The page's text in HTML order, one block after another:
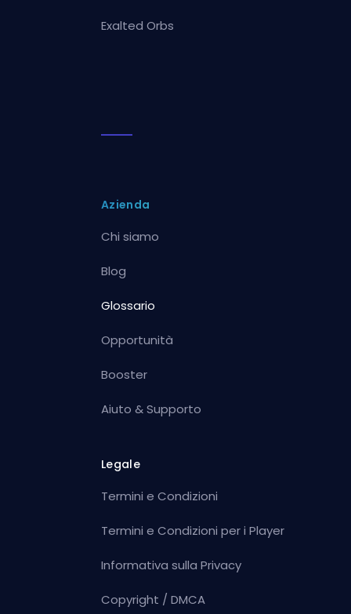
Exalted Orbs
Azienda
Chi siamo
Blog
Glossario
Opportunità
Booster
Aiuto & Supporto
Legale
Termini e Condizioni
Termini e Condizioni per i Player
Informativa sulla Privacy
Copyright / DMCA